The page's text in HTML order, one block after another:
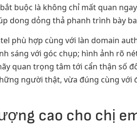
buộc là không chỉ mất quan
dong dỏng thả phanh trình bày
phù hợp cùng với làn domain
sáng với góc chụp; hình ảnh rõ
quan trọng tâm tới cẩn thận số
người thật, vừa đúng cùng
cao cho chị